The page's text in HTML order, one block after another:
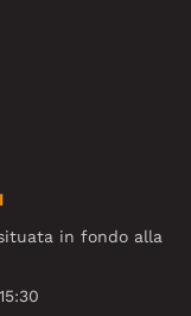
in fondo alla